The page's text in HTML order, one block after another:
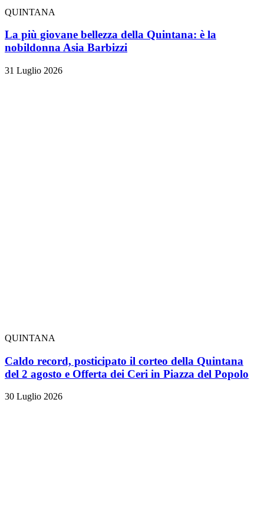
QUINTANA
La più giovane bellezza della Quintana: è la
nobildonna Asia Barbizzi
31 Luglio 2026
QUINTANA
Caldo record, posticipato il corteo della Quintana
del 2 agosto e Offerta dei Ceri in Piazza del Popolo
30 Luglio 2026